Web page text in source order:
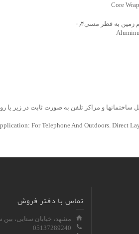
Core
زمين به قطر مسي۰٫۴
و مراکز تلفن به صورت ثابت در زير يا
For Telephone And Outdoors. Direct
تماس با دفتر فروش
مشهد، خیابان سنایی، بین سنایی
05137289240